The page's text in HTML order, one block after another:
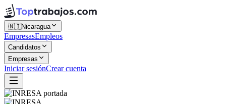
🇳🇮Nicaragua
EmpresasEmpleos
Candidatos
Empresas
Iniciar sesiónCrear cuenta